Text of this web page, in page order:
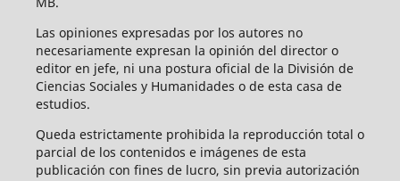
Las opiniones expresadas por los autores no
necesariamente expresan la opinión del director o
editor en jefe, ni una postura oficial de la División de
Ciencias Sociales y Humanidades o de esta casa de
estudios.
Queda estrictamente prohibida la reproducción total o
parcial de los contenidos e imágenes de esta
publicación con fines de lucro, sin previa autorización